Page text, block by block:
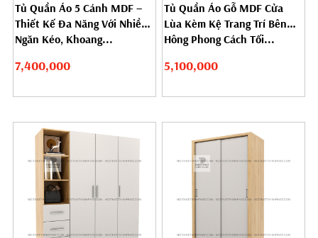
Tủ Quần Áo 5 Cánh MDF –
Thiết Kế Đa Năng Với Nhiều
Ngăn Kéo, Khoang...
7,400,000
Tủ Quần Áo Gỗ MDF Cửa
Lùa Kèm Kệ Trang Trí Bên
Hông Phong Cách Tối...
5,100,000